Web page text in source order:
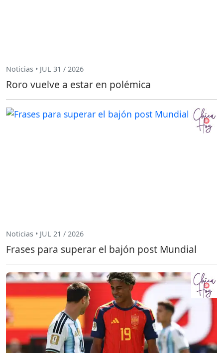
Noticias • JUL 31 / 2026
Roro vuelve a estar en polémica
Noticias • JUL 21 / 2026
Frases para superar el bajón post Mundial